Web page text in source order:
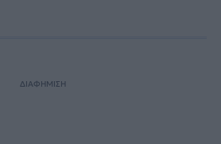
ΔΙΑΦΗΜΙΣΗ